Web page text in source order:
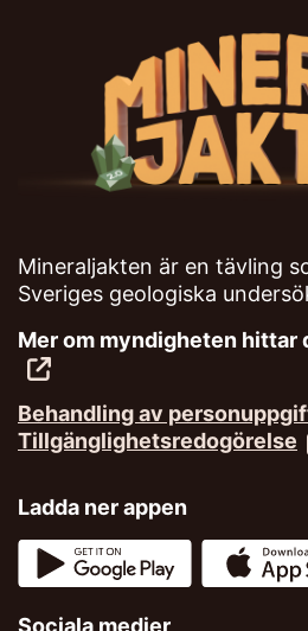
Mineraljakten är en tävling
Sveriges geologiska
Mer om myndigheten hittar
Behandling av
Tillgänglighetsredogörelse
Ladda ner appen
Sociala medier